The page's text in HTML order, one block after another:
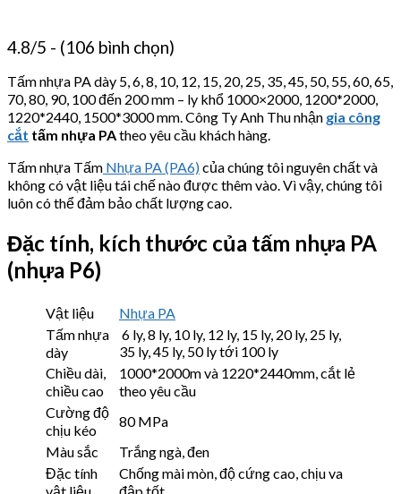
4.8/5 - (106 bình chọn)
Tấm nhựa PA dày 5, 6, 8, 10, 12, 15, 20, 25, 35, 45, 50, 55, 60, 65,
70, 80, 90, 100 đến 200 mm – ly khổ 1000×2000, 1200*2000,
1220*2440, 1500*3000 mm. Công Ty Anh Thu nhận gia công
cắt tấm nhựa PAtheo yêu cầu khách hàng.
Tấm nhựa Tấm Nhựa PA (PA6)của chúng tôi nguyên chất và
không có vật liệu tái chế nào được thêm vào. Vì vậy, chúng tôi
luôn có thể đảm bảo chất lượng cao.
Đặc tính, kích thước của tấm nhựa PA
(nhựa P6)
Vật liệu
Nhựa PA
Tấm nhựa
dày
6 ly, 8 ly, 10 ly, 12 ly, 15 ly, 20 ly, 25 ly,
35 ly, 45 ly, 50 ly tới 100 ly
Chiều dài,
chiều cao
1000*2000m và 1220*2440mm, cắt lẻ
theo yêu cầu
Cường độ
chịu kéo
80 MPa
Màu sắc
Trắng ngà, đen
Đặc tính
vật liệu
Chống mài mòn, độ cứng cao, chịu va
đập tốt